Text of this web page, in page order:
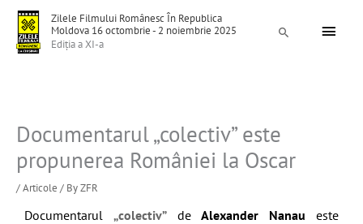
Skip
content
Zilele Filmului Românesc În Republica
Moldova 16 octombrie - 2 noiembrie 2025
Ediția a XI-a
Search
Documentarul „colectiv” este
propunerea României la Oscar
/Articole / ByZFR
Documentarul „colectiv”deAlexander Nanau este